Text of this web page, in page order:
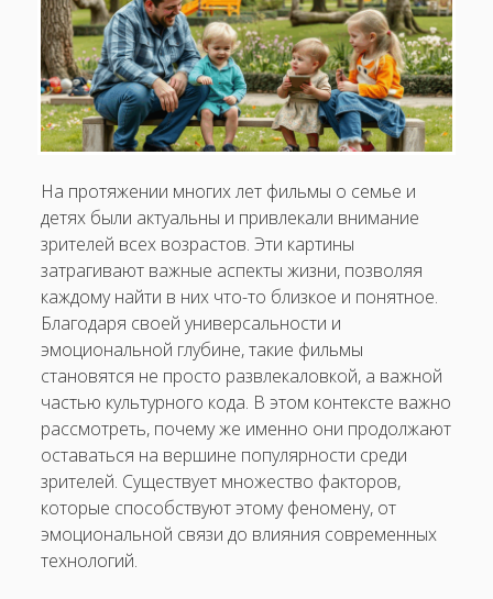
Как Питер Джексон изменил мировое восприятие кино
по мотивам фэнтези
Чем уникален подход к съемкам в «мокьюментари»?
Как меняется взгляд на насилие в кино
популярности?
На протяжении многих лет фильмы о семье и
детях были актуальны и привлекали внимание
зрителей всех возрастов. Эти картины
затрагивают важные аспекты жизни, позволяя
каждому найти в них что-то близкое и понятное.
Благодаря своей универсальности и
эмоциональной глубине, такие фильмы
становятся не просто развлекаловкой, а важной
частью культурного кода. В этом контексте важно
рассмотреть, почему же именно они продолжают
оставаться на вершине популярности среди
зрителей. Существует множество факторов,
которые способствуют этому феномену, от
эмоциональной связи до влияния современных
технологий.